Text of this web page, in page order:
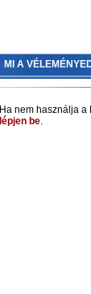
MI A
Ha nem használja
lépjen be.